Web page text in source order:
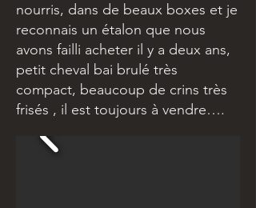
nourris, dans de beaux boxes et je
reconnais un étalon que nous
avons failli acheter il y a deux ans,
petit cheval bai brulé très
compact, beaucoup de crins très
frisés , il est toujours à vendre….